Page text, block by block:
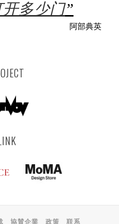
多少门”
阿部典英
協賛企業 政策 联系